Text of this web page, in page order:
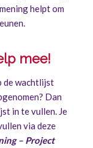
helpt om
mee!
de wachtlijst
Dan
in te vullen. Je
via deze
– Project